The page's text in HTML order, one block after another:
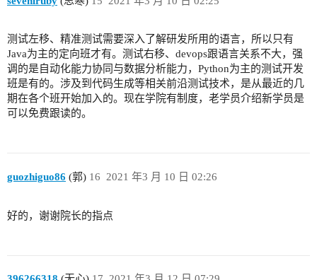
测试左移、精准测试需要深入了解研发所用的语言，所以只有
Java为主的定向班才有。测试右移、devops跟语言关系不大，强
调的是自动化能力协同与数据分析能力，Python为主的测试开发
班是有的。涉及到代码生成等相关前沿测试技术，是从最近的几
期在各个班开始加入的。现在学院有制度，老学员介绍新学员是
可以免费跟读的。
guozhiguo86 (郭) 2021 年3 月 10 日 02:26
16
好的，谢谢院长的指点